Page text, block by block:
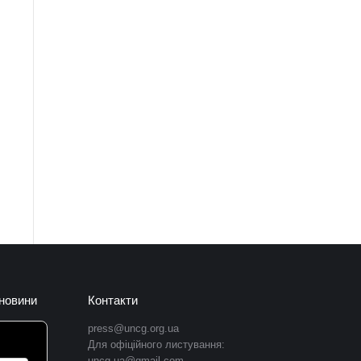
Контакти
press@uncg.org.ua
Для офіційного листування: